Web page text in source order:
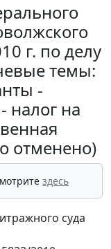
г. по делу
темы:
-
налог на
отменено)
здесь
суда